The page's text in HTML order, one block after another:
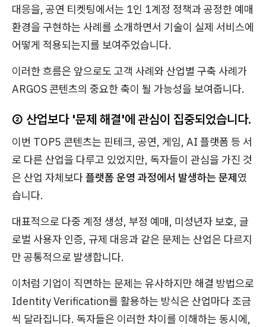
대응을, 공연 티켓팅에서는 1인 1계정 정책과 공정한 예매
환경을 구현하는 사례를 소개하면서 기술이 실제 서비스에
어떻게 적용되는지를 보여주었습니다.
이러한 흐름은 앞으로도 고객 사례와 산업별 구축 사례가
ARGOS 콘텐츠의 중요한 축이 될 가능성을 보여줍니다.
② 산업보다 '문제 해결'에 관심이 집중되었습니다.
이번 TOP5 콘텐츠는 핀테크, 공연, 게임, AI 플랫폼 등 서
로 다른 산업을 다루고 있었지만, 독자들이 관심을 가진 것
은 산업 자체보다플랫폼 운영 과정에서 발생하는 문제였
습니다.
대표적으로 다중 계정 생성, 부정 예매, 미성년자 보호, 글
로벌 사용자 인증, 규제 대응과 같은 문제는 산업은 다르지
만 공통적으로 발생합니다.
이처럼 기업이 직면하는 문제는 유사하지만 해결 방법으로
Identity Verification를 활용하는 방식은 산업마다 조금
씩 달라집니다. 독자들은 이러한 차이를 이해하는 동시에,